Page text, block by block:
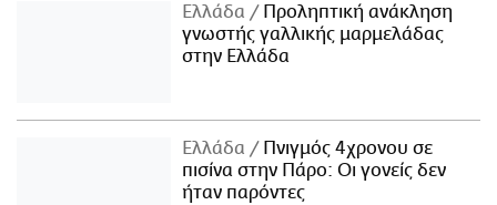
Ελλάδα
Προληπτική ανάκληση
γνωστής γαλλικής μαρμελάδας
στην Ελλάδα
Ελλάδα
Πνιγμός 4χρονου σε
πισίνα στην Πάρο: Οι γονείς δεν
ήταν παρόντες